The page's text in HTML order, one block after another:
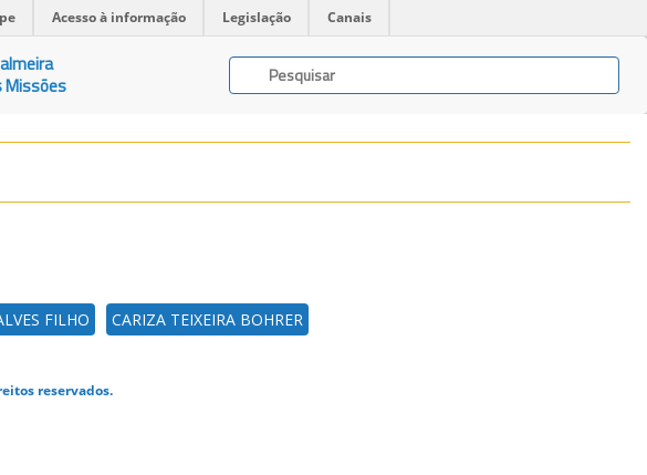
Acesso à informação Legislação Canais
Missões
FILHO CARIZA TEIXEIRA BOHRER
reservados.